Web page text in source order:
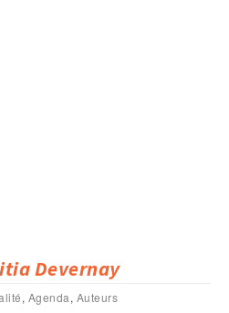
Devernay
, Agenda, Auteurs